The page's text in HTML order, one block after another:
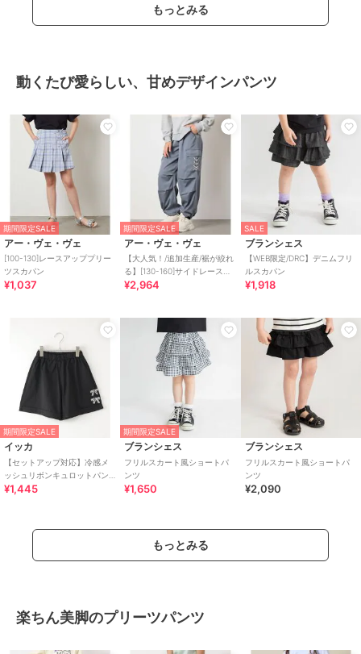
もっとみる
動くたび愛らしい、甘めデザインパンツ
期間限定SALE
アー・ヴェ・ヴェ
[100-130]レースアッププリー
ツスカパン
¥1,037
期間限定SALE
アー・ヴェ・ヴェ
【大人気！/追加生産/裾が絞れ
る】[130-160]サイドレースア
ップカーゴパンツ
¥2,964
SALE
ブランシェス
【WEB限定/DRC】デニムフリ
ルスカパン
¥1,918
期間限定SALE
イッカ
【セットアップ対応】冷感メ
ッシュリボンキュロットパン
ツ（120?160cm）
¥1,445
期間限定SALE
ブランシェス
フリルスカート風ショートパ
ンツ
¥1,650
ブランシェス
フリルスカート風ショートパ
ンツ
¥2,090
もっとみる
楽ちん美脚のプリーツパンツ